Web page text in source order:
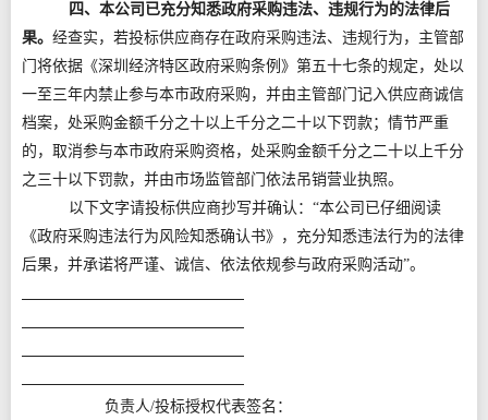
四、本公司已充分知悉政府采购违法、违规行为的法律后
果。 经查实，若投标供应商存在政府采购违法、违规行为，主管部
门将依据《深圳经济特区政府采购条例》第五十七条的规定，处以
一至三年内禁止参与本市政府采购，并由主管部门记入供应商诚信
档案，处采购金额千分之十以上千分之二十以下罚款；情节严重
的，取消参与本市政府采购资格，处采购金额千分之二十以上千分
之三十以下罚款，并由市场监管部门依法吊销营业执照。
以下文字请投标供应商抄写并确认：“本公司已仔细阅读
《政府采购违法行为风险知悉确认书》，充分知悉违法行为的法律
后果，并承诺将严谨、诚信、依法依规参与政府采购活动”。
负责人/投标授权代表签名：